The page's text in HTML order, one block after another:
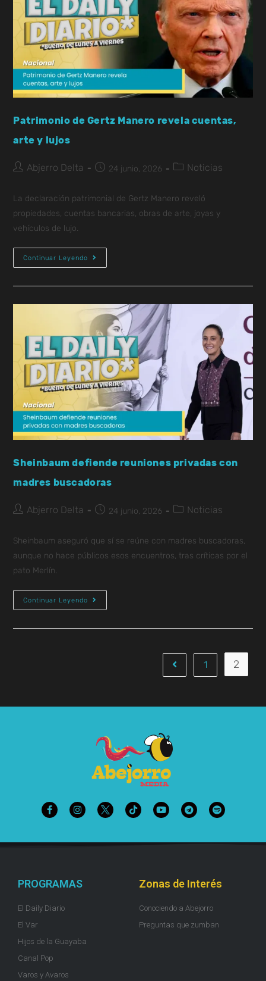
Patrimonio de Gertz Manero revela cuentas,
arte y lujos
Abjerro Delta 24 junio, 2026 Noticias
La declaración patrimonial de Gertz Manero reveló
propiedades, cuentas bancarias, obras de arte, joyas y
vehículos de lujo.
Continuar Leyendo
Sheinbaum defiende reuniones privadas con
madres buscadoras
Abjerro Delta 24 junio, 2026 Noticias
Sheinbaum aseguró que sí se reúne con madres buscadoras,
aunque no hace públicos esos encuentros, tras críticas por el
pato Merlín.
Continuar Leyendo
1 2
PROGRAMAS
El Daily Diario
El Var
Hijos de la Guayaba
Canal Pop
Varos y Avaros
Zonas de Interés
Conociendo a Abejorro
Preguntas que zumban